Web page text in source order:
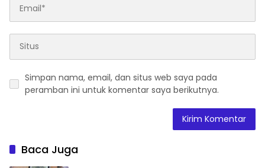
Simpan nama, email, dan situs web saya pada
peramban ini untuk komentar saya berikutnya.
Baca Juga